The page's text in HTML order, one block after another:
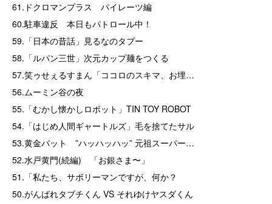
61.ドクロマンプラス パイレーツ編
60.駐車違反 本日もパトロール中！
59.「日本の昔話」見るなのタブー
58.「ルパン三世」次元カップ麺をつくる
57.笑ゥせぇるすまん「ココロのスキマ、お埋…
56.ムーミン谷の夜
55.「むかし懐かしロボット」TIN TOY ROBOT
54.「はじめ人間ギャートルズ」毛を捨てたサル
53.黄金バット ”ハッハッハッ” 元祖スーパー…
52.水戸黄門(続編) 「お銀さま〜」
51.「私たち、サボリーマンですが、何か？
50.がんばれタブチくん VS それゆけヤスダくん